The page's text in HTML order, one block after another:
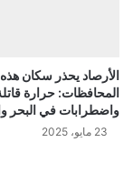
الأرصاد يحذر سكان هذه
المحافظات: حرارة
واضطرابات في البحر
23 مايو، 2025